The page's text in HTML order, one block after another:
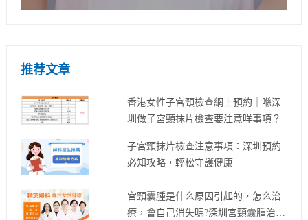
推荐文章
香港女性子宮頸檢查網上預約｜喺深
圳做子宮頸抹片檢查要注意咩事項？
子宮頸抹片檢查注意事項：深圳預約
必知攻略，輕松守護健康
宮頸囊腫是什么原因引起的，怎么治
療，會自己消失嗎?深圳宮頸囊腫治療